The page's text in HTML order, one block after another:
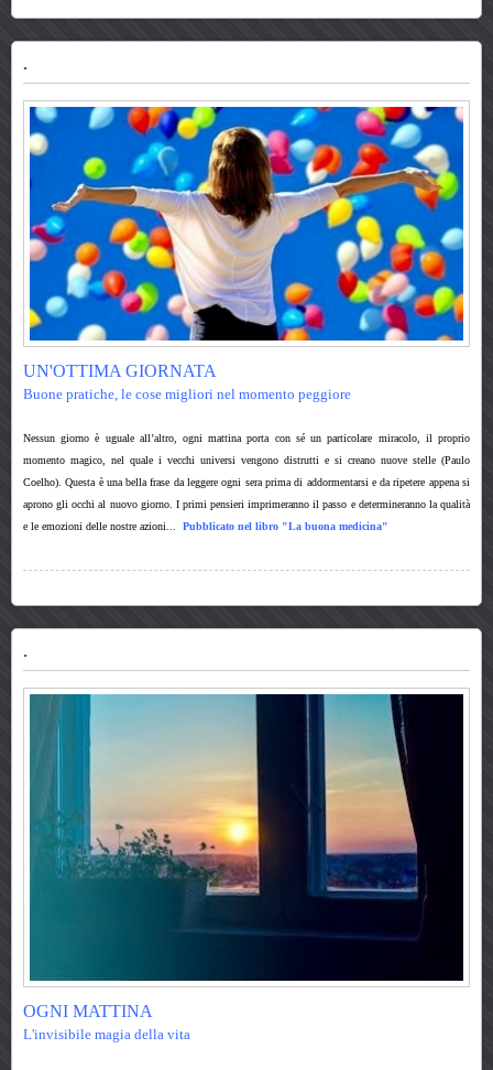
.
UN'OTTIMA GIORNATA
Buone pratiche, le cose migliori nel momento peggiore
Nessun giorno è uguale all’altro, ogni mattina porta con sé un particolare miracolo, il proprio
momento magico, nel quale i vecchi universi vengono distrutti e si creano nuove stelle (Paulo
Coelho). Questa è una bella frase da leggere ogni sera prima di addormentarsi e da ripetere appena si
aprono gli occhi al nuovo giorno. I primi pensieri imprimeranno il passo e determineranno la qualità
e le emozioni delle nostre azioni... Pubblicato nel libro "La buona medicina"
.
OGNI MATTINA
L'invisibile magia della vita